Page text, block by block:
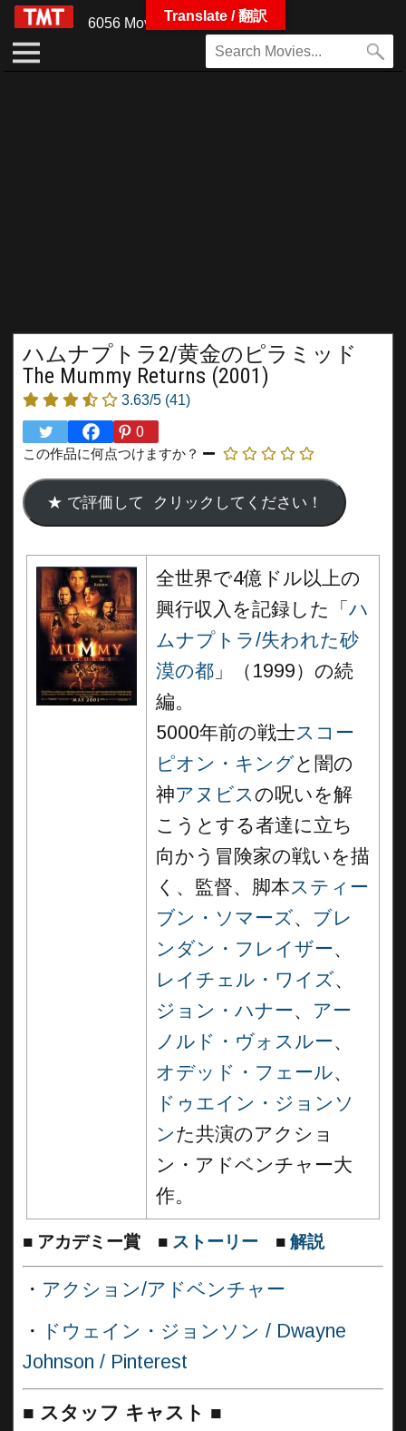
6056 Movies
ハムナプトラ2/黄金のピラミッド
The Mummy Returns (2001)
3.63/5 (41)
0
この作品に何点つけますか？
全世界で4億ドル以上の
興行収入を記録した「 ハ
ムナプトラ/失われた砂
漠の都 」（1999）の続
編。
5000年前の戦士スコー
ピオン・キングと闇の
神アヌビスの呪いを解
こうとする者達に立ち
向かう冒険家の戦いを描
く、監督、脚本スティー
ブン・ソマーズ、 ブレ
ンダン・フレイザー、
レイチェル・ワイズ、
ジョン・ハナー、 アー
ノルド・ヴォスルー、
オデッド・フェール、
ドゥエイン・ジョンソ
ンた共演のアクショ
ン・アドベンチャー大
作。
■ アカデミー賞 ■ ストーリー ■ 解説
・ アクション/アドベンチャー
・
ドウェイン・ジョンソン / Dwayne
Johnson / Pinterest
■ スタッフ キャスト ■
Translate / 翻訳